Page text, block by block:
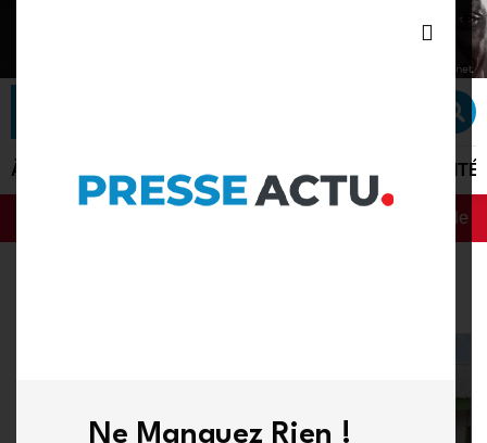
Ne Manquez Rien !
À LA UNE ACTU PLUS ACTUALITÉ POLITIQUE SÉCURITÉ
: le gouvernement dévoile sa feuille de route numérique et